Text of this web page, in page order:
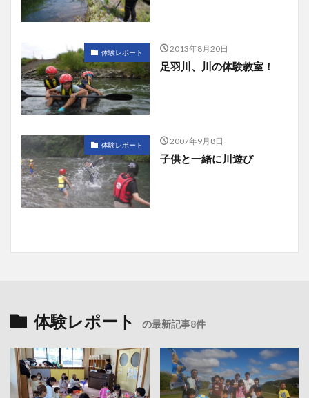
体験レポート 2013年8月20日
足羽川、川の体験教室！
体験レポート 2007年9月8日
子供と一緒に川遊び
体験レポート の最新記事8件